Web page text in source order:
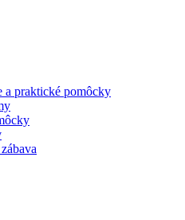
a praktické pomôcky